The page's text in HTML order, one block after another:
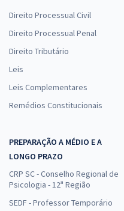
Direito Processual Civil
Direito Processual Penal
Direito Tributário
Leis
Leis Complementares
Remédios Constitucionais
PREPARAÇÃO A MÉDIO E A
LONGO PRAZO
CRP SC - Conselho Regional de
Psicologia - 12ª Região
SEDF - Professor Temporário